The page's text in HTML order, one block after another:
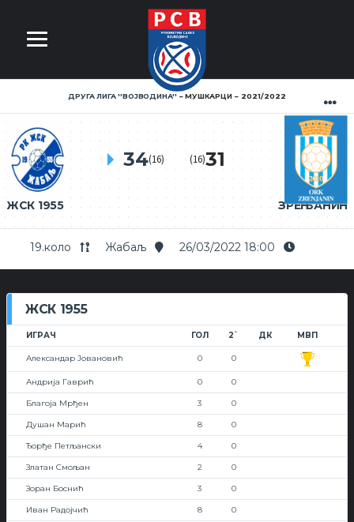
ДРУГА ЛИГА ''ВОЈВОДИНА'' МУШКАРЦИ 2021/2022
ЖСК 1955
34(16)
ЗРЕЊАНИН
(16)31
19.коло Жабаљ 26/03/2022 18:00
ЖСК 1955
ИГРАЧ ГОЛ 2` ДК МВП
Александар Јовановић 0 0
Андрија Гаврић 0 0
Благоја Мрђен 3 0
Душан Марић 8 0
Ђорђе Петљански 4 0
Златан Смољан 2 0
Зоран Боснић 3 0
Иван Радојчић 8 0